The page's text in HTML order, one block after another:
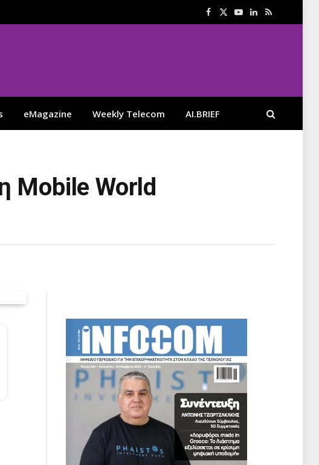
Facebook
X
YouTube
LinkedIn
RSS
eMagazine Weekly Telecom AI.BRIEF
Mobile World